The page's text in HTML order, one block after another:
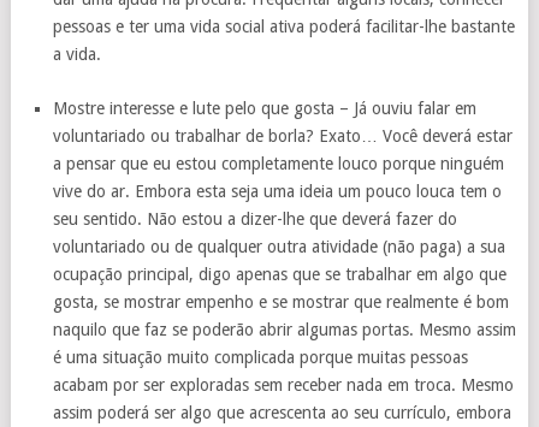
pessoas e ter uma vida social ativa poderá facilitar-lhe bastante
a vida.
Mostre interesse e lute pelo que gosta – Já ouviu falar em
voluntariado ou trabalhar de borla? Exato… Você deverá estar
a pensar que eu estou completamente louco porque ninguém
vive do ar. Embora esta seja uma ideia um pouco louca tem o
seu sentido. Não estou a dizer-lhe que deverá fazer do
voluntariado ou de qualquer outra atividade (não paga) a sua
ocupação principal, digo apenas que se trabalhar em algo que
gosta, se mostrar empenho e se mostrar que realmente é bom
naquilo que faz se poderão abrir algumas portas. Mesmo assim
é uma situação muito complicada porque muitas pessoas
acabam por ser exploradas sem receber nada em troca. Mesmo
assim poderá ser algo que acrescenta ao seu currículo, embora